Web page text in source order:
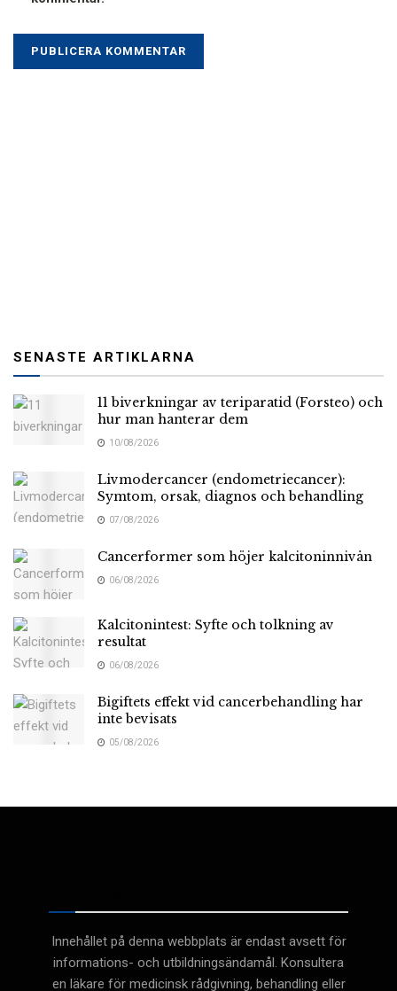
SENASTE ARTIKLARNA
11 biverkningar av teriparatid (Forsteo) och
hur man hanterar dem
10/08/2026
Livmodercancer (endometriecancer):
Symtom, orsak, diagnos och behandling
07/08/2026
Cancerformer som höjer kalcitoninnivån
06/08/2026
Kalcitonintest: Syfte och tolkning av
resultat
06/08/2026
Bigiftets effekt vid cancerbehandling har
inte bevisats
05/08/2026
Innehållet på denna webbplats är endast avsett för
informations- och utbildningsändamål. Konsultera
en läkare för medicinsk rådgivning, behandling eller